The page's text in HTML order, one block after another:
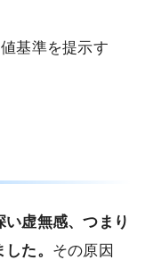
基準を提示す
虚無感、つまり
た。 その原因